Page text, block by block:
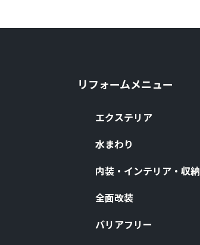
リフォームメニュー
エクステリア
⽔まわり
内装・インテリア・収納
全⾯改装
バリアフリー